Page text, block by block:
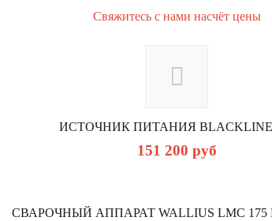
Свяжитесь с нами насчёт цены
ИСТОЧНИК ПИТАНИЯ BLACKLINE
151 200 руб
СВАРОЧНЫЙ АППАРАТ WALLIUS LMC